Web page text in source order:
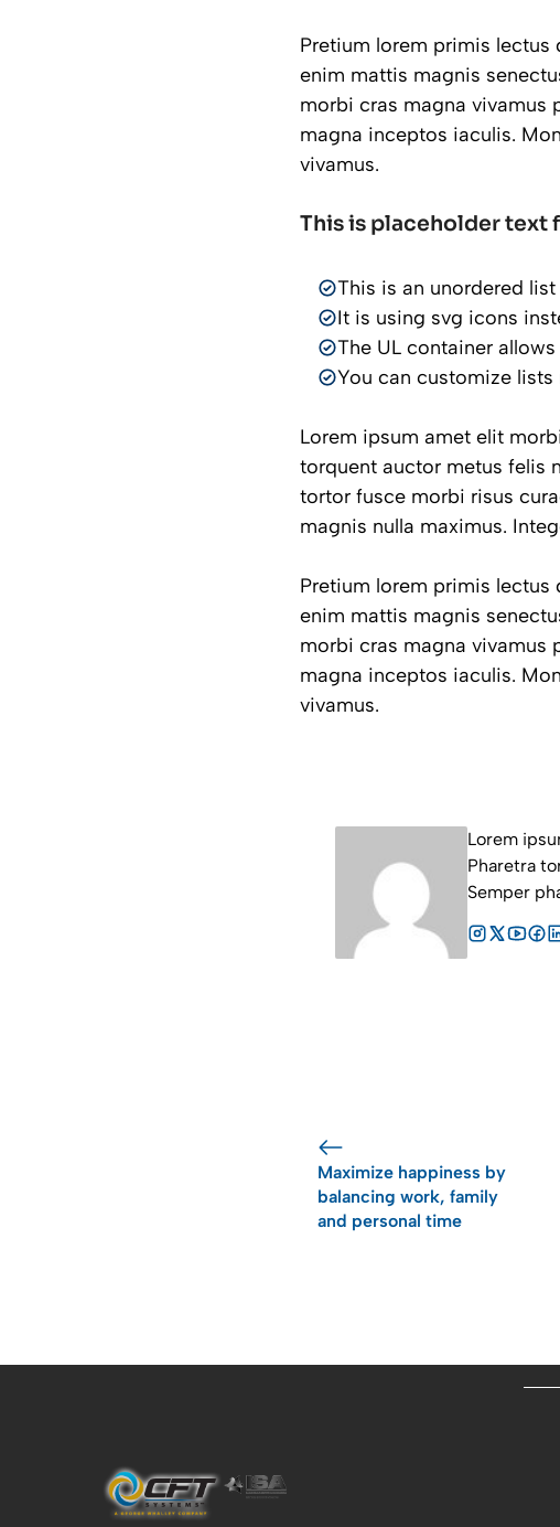
Pretium lorem primis lectus
enim mattis magnis
morbi cras magna vivamus
magna inceptos iaculis.
vivamus.
This is placeholder text
This is an unordered
It is using svg icons
The UL container
You can customize
Lorem ipsum amet elit
torquent auctor metus felis
tortor fusce morbi risus
magnis nulla maximus.
Pretium lorem primis lectus
enim mattis magnis
morbi cras magna vivamus
magna inceptos iaculis.
vivamus.
Lorem
Pharetra
Semper
Maximize happiness by
balancing work, family
and personal time